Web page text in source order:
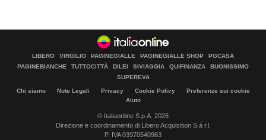
LIBERO VIRGILIO PAGINEGIALLE PAGINEGIALLE SHOP
PGCASA
PAGINEBIANCHE
TUTTOCITTÀ DILEI SIVIAGGIA QUIFINANZA
BUONISSIMO
SUPEREVA
Chi siamo Note Legali Privacy Cookie Policy
Preferenze sui cookie
Aiuto
© Italiaonline S.p.A. 2026
Direzione e coordinamento di Libero Acquisition S.á r.l.
P. IVA 03970540963